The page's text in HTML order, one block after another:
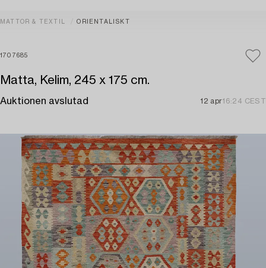
MATTOR & TEXTIL ORIENTALISKT
1707685
Matta, Kelim, 245 x 175 cm.
Auktionen avslutad 12 apr16:24 CEST